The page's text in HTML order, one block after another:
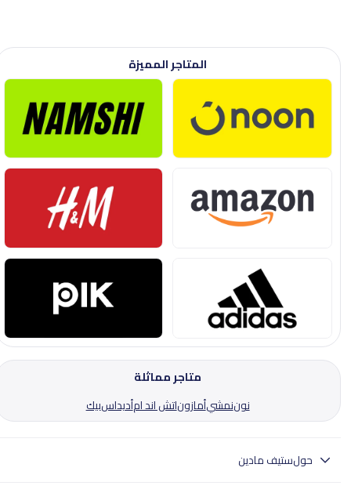
المتاجر المميزة
متاجر مماثلة
نوننمشيأمازوناتش اند امأديداسبيك
حولستيف مادين